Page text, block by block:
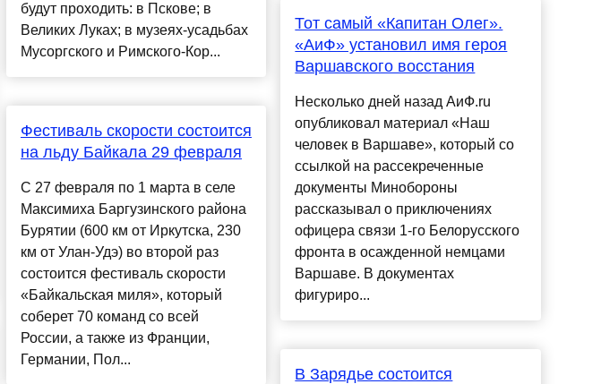
будут проходить: в Пскове; в
Великих Луках; в музеях-усадьбах
Мусоргского и Римского-Кор...
Фестиваль скорости состоится
на льду Байкала 29 февраля
C 27 февраля по 1 марта в селе
Максимиха Баргузинского района
Бурятии (600 км от Иркутска, 230
км от Улан-Удэ) во второй раз
состоится фестиваль скорости
«Байкальская миля», который
соберет 70 команд со всей
России, а также из Франции,
Германии, Пол...
Тот самый «Капитан Олег».
«АиФ» установил имя героя
Варшавского восстания
Несколько дней назад АиФ.ru
опубликовал материал «Наш
человек в Варшаве», который со
ссылкой на рассекреченные
документы Минобороны
рассказывал о приключениях
офицера связи 1-го Белорусского
фронта в осажденной немцами
Варшаве. В документах
фигуриро...
В Зарядье состоится